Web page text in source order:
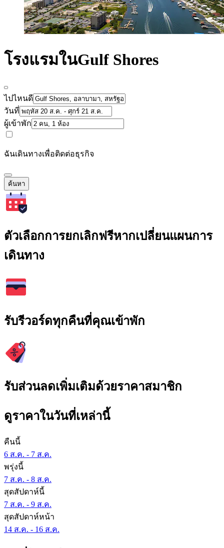
โรงแรมในGulf Shores
ไปไหนดี
วันที่
ผู้เข้าพัก
ฉันเดินทางเพื่อติดต่อธุรกิจ
ค้นหา
ตัวเลือกการยกเลิกฟรีหากเปลี่ยนแผนการ
เดินทาง
รับรีวอร์ดทุกคืนที่คุณเข้าพัก
รับส่วนลดเพิ่มเติมด้วยราคาสมาชิก
ดูราคาในวันที่เหล่านี้
คืนนี้
6 ส.ค. - 7 ส.ค.
พรุ่งนี้
7 ส.ค. - 8 ส.ค.
สุดสัปดาห์นี้
7 ส.ค. - 9 ส.ค.
สุดสัปดาห์หน้า
14 ส.ค. - 16 ส.ค.